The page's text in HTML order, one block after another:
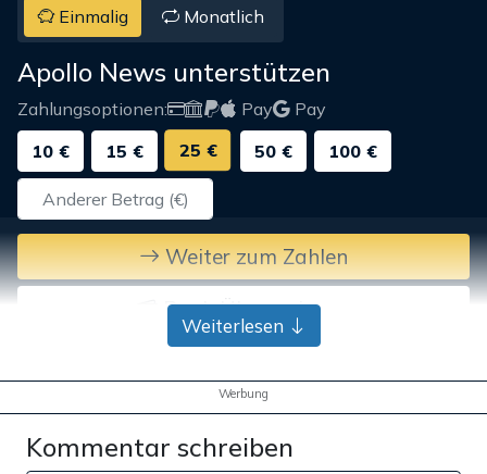
Einmalig Monatlich
Apollo News unterstützen
Zahlungsoptionen: Pay
Pay
10 €
15 € 25 € 50 € 100 €
Weiter zum Zahlen
Bank-Überweisung
Weiterlesen
Werbung
Kommentar schreiben